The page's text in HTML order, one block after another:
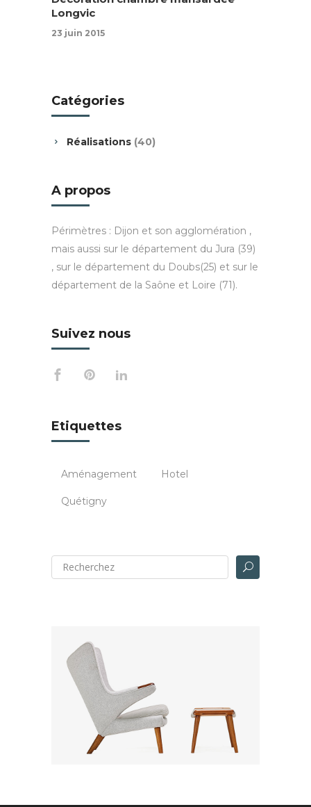
Longvic
23 juin 2015
Catégories
Réalisations (40)
A propos
Périmètres : Dijon et son agglomération ,
mais aussi sur le département du Jura (39)
, sur le département du Doubs(25) et sur le
département de la Saône et Loire (71).
Suivez nous
Etiquettes
Aménagement Hotel
Quétigny